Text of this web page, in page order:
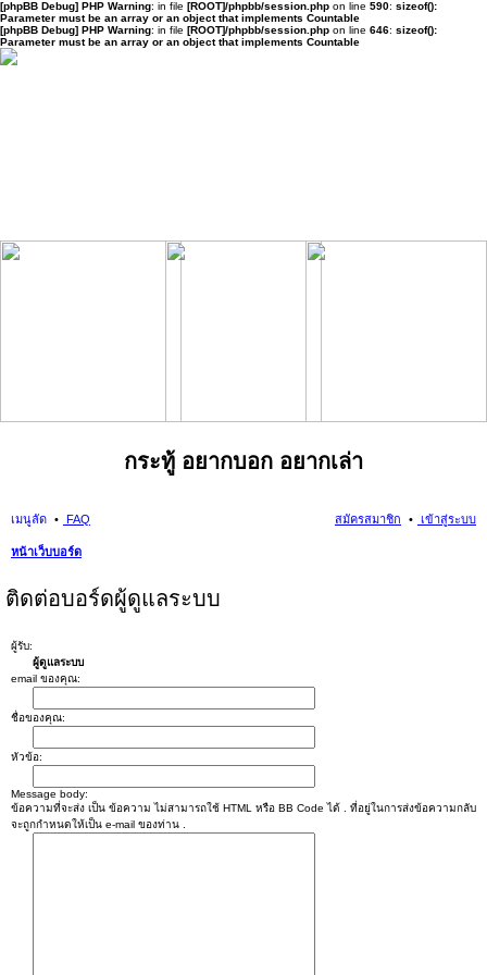
[phpBB Debug] PHP Warning: in file [ROOT]/phpbb/session.php on line 590: sizeof():
Parameter must be an array or an object that implements Countable
[phpBB Debug] PHP Warning: in file [ROOT]/phpbb/session.php on line 646: sizeof():
Parameter must be an array or an object that implements Countable
กระทู้ อยากบอก อยากเล่า
เมนูลัด FAQ เข้าสู่ระบบ
สมัครสมาชิก
หน้าเว็บบอร์ด
ติดต่อบอร์ดผู้ดูแลระบบ
ผู้รับ:
ผู้ดูแลระบบ
email ของคุณ:
ชื่อของคุณ:
หัวข้อ:
Message body:
ข้อความที่จะส่ง เป็น ข้อความ ไม่สามารถใช้ HTML หรือ BB Code ได้ . ที่อยู่ในการส่งข้อความกลับ
จะถูกกำหนดให้เป็น e-mail ของท่าน .